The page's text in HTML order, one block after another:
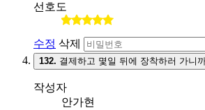
선호도
수정 삭제
132.
작성자
안가현